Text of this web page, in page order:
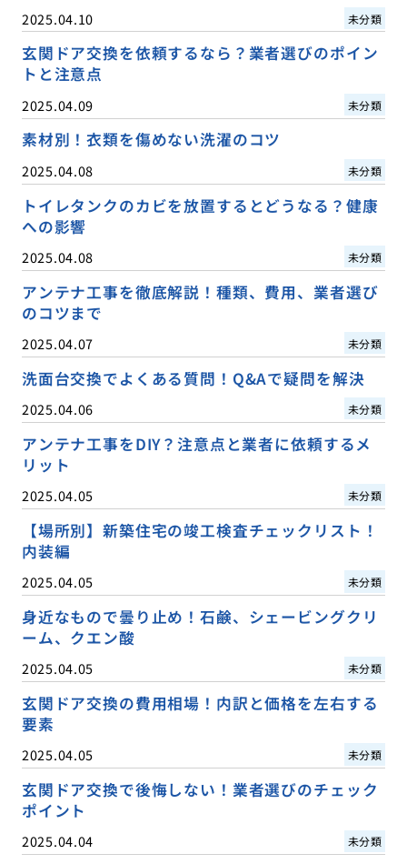
2025.04.10 未分類
玄関ドア交換を依頼するなら？業者選びのポイン
トと注意点
2025.04.09 未分類
素材別！衣類を傷めない洗濯のコツ
2025.04.08 未分類
トイレタンクのカビを放置するとどうなる？健康
への影響
2025.04.08 未分類
アンテナ工事を徹底解説！種類、費用、業者選び
のコツまで
2025.04.07 未分類
洗面台交換でよくある質問！Q&Aで疑問を解決
2025.04.06 未分類
アンテナ工事をDIY？注意点と業者に依頼するメ
リット
2025.04.05 未分類
【場所別】新築住宅の竣工検査チェックリスト！
内装編
2025.04.05 未分類
身近なもので曇り止め！石鹸、シェービングクリ
ーム、クエン酸
2025.04.05 未分類
玄関ドア交換の費用相場！内訳と価格を左右する
要素
2025.04.05 未分類
玄関ドア交換で後悔しない！業者選びのチェック
ポイント
2025.04.04 未分類